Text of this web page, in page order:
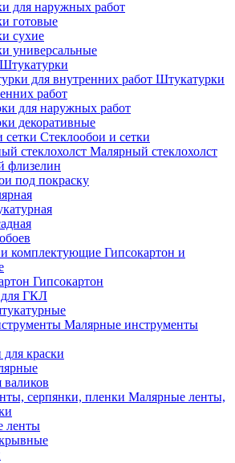
для наружных работ
готовые
сухие
универсальные
Штукатурки
Штукатурки
работ
для наружных работ
декоративные
Стеклообои и сетки
Малярный стеклохолст
флизелин
под покраску
Гипсокартон и
Гипсокартон
ГКЛ
Малярные инструменты
краски
валиков
Малярные ленты,
ленты